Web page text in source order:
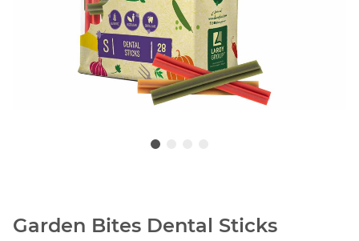
Garden Bites Dental Sticks